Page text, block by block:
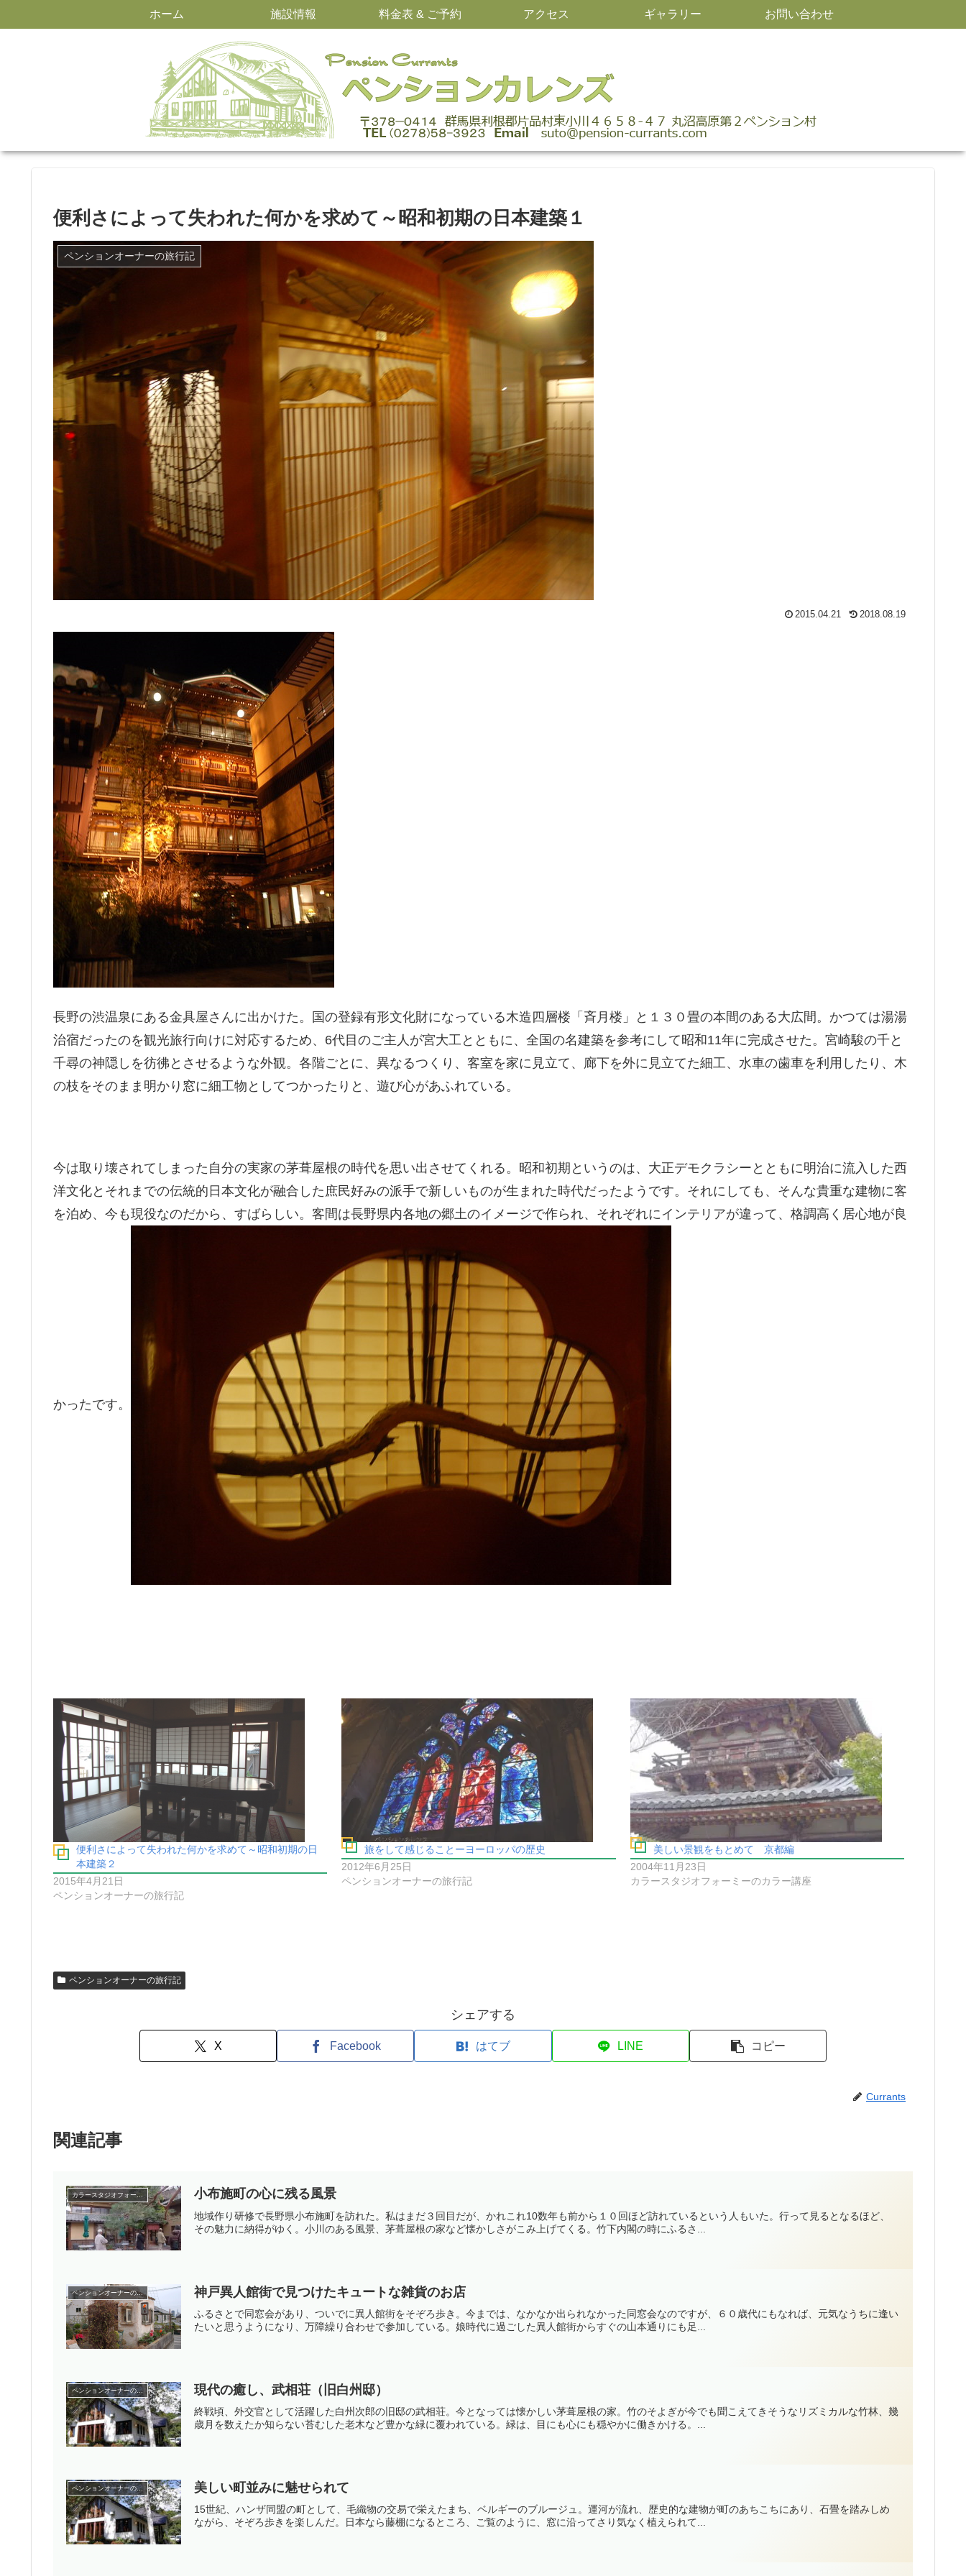
ホーム 施設情報 料金表 & ご予約 アクセス ギャラリー お問い合わせ
便利さによって失われた何かを求めて～昭和初期の日本建築１
ペンションオーナーの旅行記
2015.04.21 2018.08.19
長野の渋温泉にある金具屋さんに出かけた。国の登録有形文化財になっている木造四層楼「斉月楼」と１３０畳の本間のある大広間。かつては湯湯
治宿だったのを観光旅行向けに対応するため、6代目のご主人が宮大工とともに、全国の名建築を参考にして昭和11年に完成させた。宮崎駿の千と
千尋の神隠しを彷彿とさせるような外観。各階ごとに、異なるつくり、客室を家に見立て、廊下を外に見立てた細工、水車の歯車を利用したり、木
の枝をそのまま明かり窓に細工物としてつかったりと、遊び心があふれている。
今は取り壊されてしまった自分の実家の茅葺屋根の時代を思い出させてくれる。昭和初期というのは、大正デモクラシーとともに明治に流入した西
洋文化とそれまでの伝統的日本文化が融合した庶民好みの派手で新しいものが生まれた時代だったようです。それにしても、そんな貴重な建物に客
を泊め、今も現役なのだから、すばらしい。客間は長野県内各地の郷土のイメージで作られ、それぞれにインテリアが違って、格調高く居心地が良
かったです。
便利さによって失われた何かを求めて～昭和初期の日
本建築２
2015年4月21日
ペンションオーナーの旅行記
旅をして感じることーヨーロッパの歴史
2012年6月25日
ペンションオーナーの旅行記
美しい景観をもとめて 京都編
2004年11月23日
カラースタジオフォーミーのカラー講座
ペンションオーナーの旅行記
シェアする
X Facebook はてブ LINE コピー
Currants
関連記事
小布施町の心に残る風景
地域作り研修で長野県小布施町を訪れた。私はまだ３回目だが、かれこれ10数年も前から１０回ほど訪れているという人もいた。行って見るとなるほど、
その魅力に納得がゆく。小川のある風景、茅葺屋根の家など懐かしさがこみ上げてくる。竹下内閣の時にふるさ...
ペンションオーナーの旅行記 神戸異人館街で見つけたキュートな雑貨のお店
ふるさとで同窓会があり、ついでに異人館街をそぞろ歩き。今までは、なかなか出られなかった同窓会なのですが、６０歳代にもなれば、元気なうちに逢い
たいと思うようになり、万障繰り合わせで参加している。娘時代に過ごした異人館街からすぐの山本通りにも足...
ペンションオーナーの旅行記 現代の癒し、武相荘（旧白州邸）
終戦頃、外交官として活躍した白州次郎の旧邸の武相荘。今となっては懐かしい茅葺屋根の家。竹のそよぎが今でも聞こえてきそうなリズミカルな竹林、幾
歳月を数えたか知らない苔むした老木など豊かな緑に覆われている。緑は、目にも心にも穏やかに働きかける。...
ペンションオーナーの旅行記 美しい町並みに魅せられて
15世紀、ハンザ同盟の町として、毛織物の交易で栄えたまち、ベルギーのブルージュ。運河が流れ、歴史的な建物が町のあちこちにあり、石畳を踏みしめ
ながら、そぞろ歩きを楽しんだ。日本なら藤棚になるところ、ご覧のように、窓に沿ってさり気なく植えられて...